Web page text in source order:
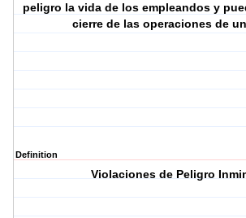
peligro la vida de los empleandos y
cierre de las operaciones de
Definition
Violaciones de Peligro